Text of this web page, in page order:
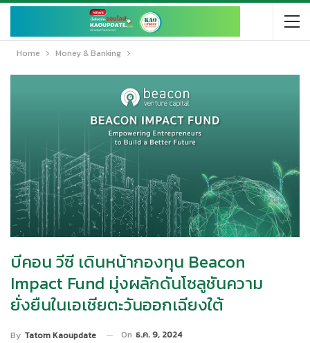
Home Money & Banking
บีคอน วีซี เดินหน้ากองทุน Beacon
Impact Fund มุ่งผลักดันโซลูชันความ
ยั่งยืนในเอเชียตะวันออกเฉียงใต้
By Tatom Kaoupdate On ธ.ค. 9, 2024